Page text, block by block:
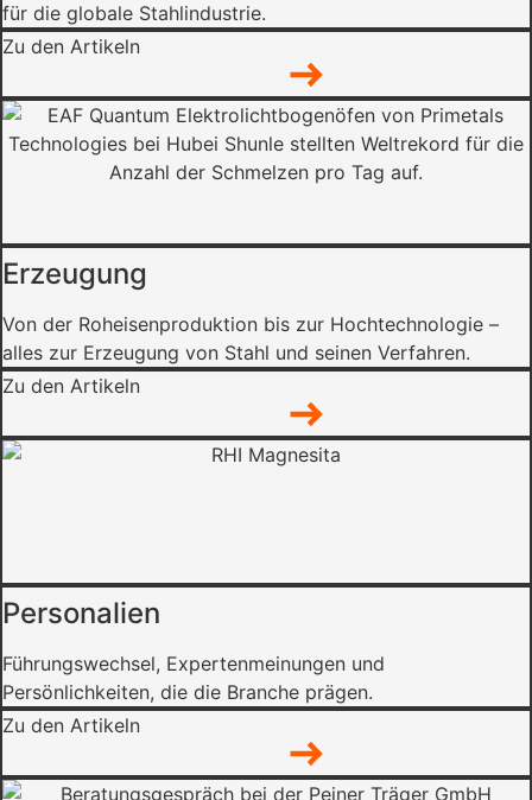
für die globale Stahlindustrie.
Zu den Artikeln
Erzeugung
Von der Roheisenproduktion bis zur Hochtechnologie –
alles zur Erzeugung von Stahl und seinen Verfahren.
Zu den Artikeln
Personalien
Führungswechsel, Expertenmeinungen und
Persönlichkeiten, die die Branche prägen.
Zu den Artikeln